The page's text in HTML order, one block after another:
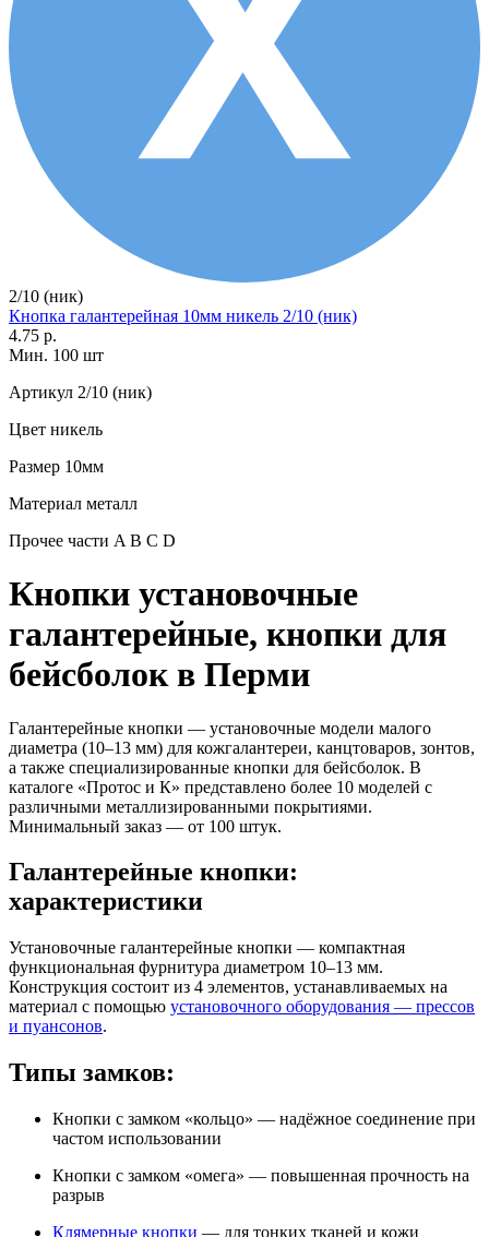
2/10 (ник)
Кнопка галантерейная 10мм никель 2/10 (ник)
4.75 р.
Мин. 100 шт
Артикул 2/10 (ник)
Цвет никель
Размер 10мм
Материал металл
Прочее части A B C D
Кнопки установочные
галантерейные, кнопки для
бейсболок в Перми
Галантерейные кнопки — установочные модели малого
диаметра (10–13 мм) для кожгалантереи, канцтоваров, зонтов,
а также специализированные кнопки для бейсболок. В
каталоге «Протос и К» представлено более 10 моделей с
различными металлизированными покрытиями.
Минимальный заказ — от 100 штук.
Галантерейные кнопки:
характеристики
Установочные галантерейные кнопки — компактная
функциональная фурнитура диаметром 10–13 мм.
Конструкция состоит из 4 элементов, устанавливаемых на
материал с помощью установочного оборудования — прессов
и пуансонов.
Типы замков:
Кнопки с замком «кольцо» — надёжное соединение при
частом использовании
Кнопки с замком «омега» — повышенная прочность на
разрыв
Клямерные кнопки — для тонких тканей и кожи